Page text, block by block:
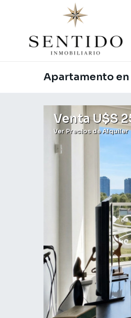
Apartamento
Venta U$S
Ver Precios de Alquiler